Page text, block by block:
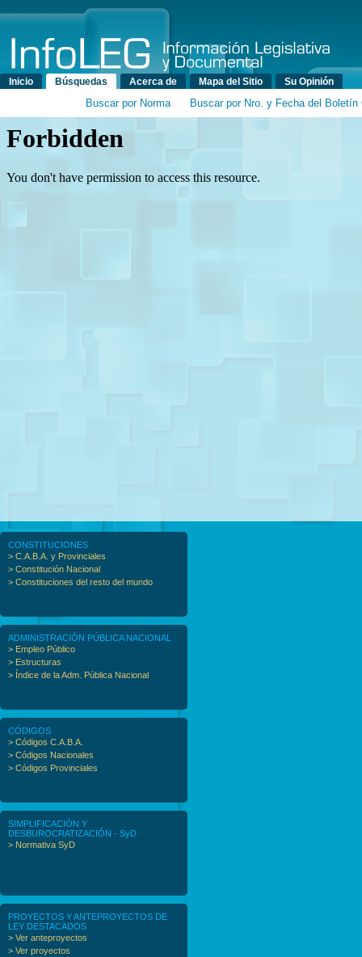
Menú principal
Inicio Búsquedas Acerca de Mapa del Sitio Su Opinión
Buscar por Norma Buscar por Nro. y Fecha del Boletín
CONSTITUCIONES
> C.A.B.A. y Provinciales
> Constitución Nacional
> Constituciones del resto del mundo
ADMINISTRACIÓN PÚBLICA NACIONAL
> Empleo Público
> Estructuras
> Índice de la Adm. Pública Nacional
CÓDIGOS
> Códigos C.A.B.A.
> Códigos Nacionales
> Códigos Provinciales
SIMPLIFICACIÓN Y
DESBUROCRATIZACIÓN - SyD
> Normativa SyD
PROYECTOS Y ANTEPROYECTOS DE
LEY DESTACADOS
> Ver anteproyectos
> Ver proyectos